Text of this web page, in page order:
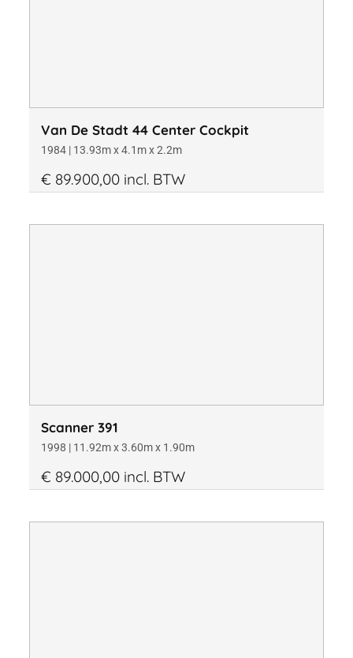
Van De Stadt 44 Center Cockpit
1984 | 13.93m x 4.1m x 2.2m
€ 89.900,00 incl. BTW
Scanner 391
1998 | 11.92m x 3.60m x 1.90m
€ 89.000,00 incl. BTW